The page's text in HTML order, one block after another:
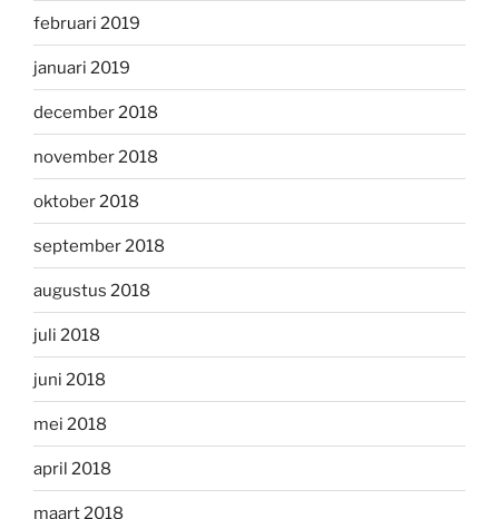
februari 2019
januari 2019
december 2018
november 2018
oktober 2018
september 2018
augustus 2018
juli 2018
juni 2018
mei 2018
april 2018
maart 2018